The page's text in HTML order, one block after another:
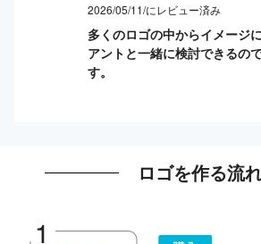
2026/05/11/にレビュー済み
多くのロゴの中からイメージ
アントと一緒に検討できるの
す。
ロゴを作る流